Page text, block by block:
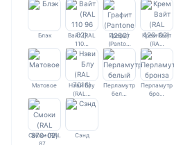
Блэк
Вайт (RAL
110…
Графит
(Panto…
Крем Вайт
(RA…
Матовое
Нэви Блу
(RAL…
Перламутр
бел…
Перламутр
бро…
Смоки (RAL
87…
Сэнд